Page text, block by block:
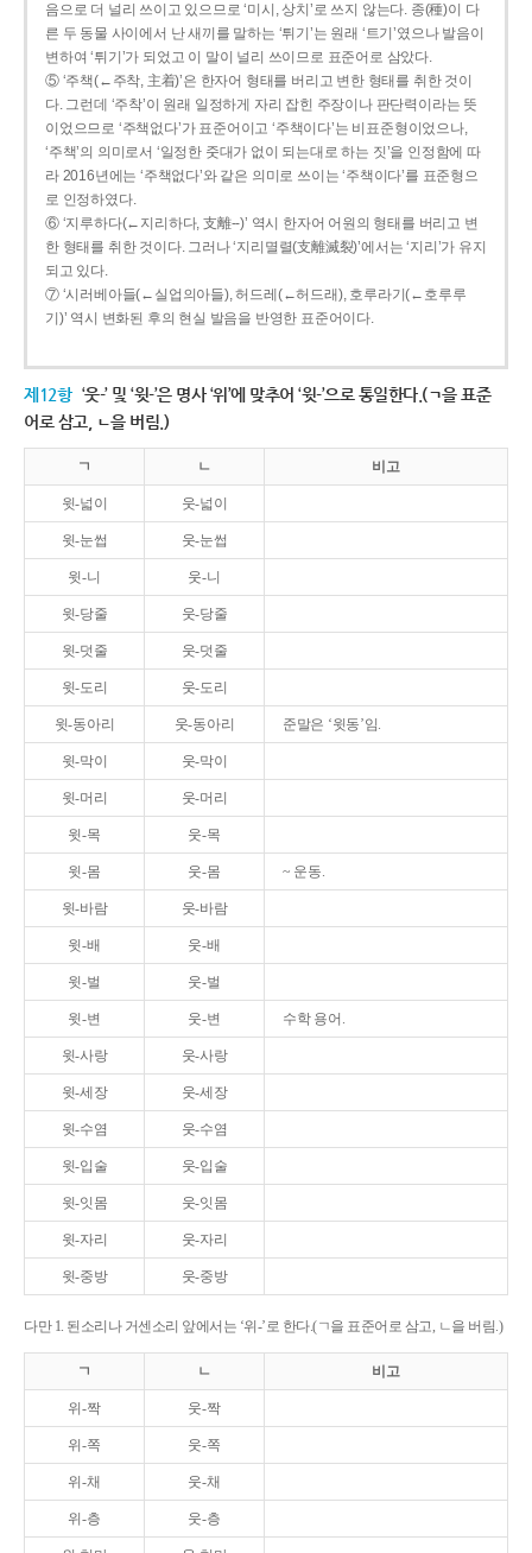
음으로 더 널리 쓰이고 있으므로 ‘미시, 상치’로 쓰지 않는다. 종(種)이 다
른 두 동물 사이에서 난 새끼를 말하는 ‘튀기’는 원래 ‘트기’였으나 발음이
변하여 ‘튀기’가 되었고 이 말이 널리 쓰이므로 표준어로 삼았다.
⑤ ‘주책(←주착, 主着)’은 한자어 형태를 버리고 변한 형태를 취한 것이
다. 그런데 ‘주착’이 원래 일정하게 자리 잡힌 주장이나 판단력이라는 뜻
이었으므로 ‘주책없다’가 표준어이고 ‘주책이다’는 비표준형이었으나,
‘주책’의 의미로서 ‘일정한 줏대가 없이 되는대로 하는 짓’을 인정함에 따
라 2016년에는 ‘주책없다’와 같은 의미로 쓰이는 ‘주책이다’를 표준형으
로 인정하였다.
⑥ ‘지루하다(←지리하다, 支離--)’ 역시 한자어 어원의 형태를 버리고 변
한 형태를 취한 것이다. 그러나 ‘지리멸렬(支離滅裂)’에서는 ‘지리’가 유지
되고 있다.
⑦ ‘시러베아들(←실업의아들), 허드레(←허드래), 호루라기(←호루루
기)’ 역시 변화된 후의 현실 발음을 반영한 표준어이다.
제12항 ‘웃-’ 및 ‘윗-’은 명사 ‘위’에 맞추어 ‘윗-’으로 통일한다.(ㄱ을 표준
어로 삼고, ㄴ을 버림.)
ㄱ ㄴ 비고
윗-넓이 웃-넓이
윗-눈썹 웃-눈썹
윗-니 웃-니
윗-당줄 웃-당줄
윗-덧줄 웃-덧줄
윗-도리 웃-도리
윗-동아리 웃-동아리 준말은 ‘윗동’임.
윗-막이 웃-막이
윗-머리 웃-머리
윗-목 웃-목
윗-몸 웃-몸 ~ 운동.
윗-바람 웃-바람
윗-배 웃-배
윗-벌 웃-벌
윗-변 웃-변 수학 용어.
윗-사랑 웃-사랑
윗-세장 웃-세장
윗-수염 웃-수염
윗-입술 웃-입술
윗-잇몸 웃-잇몸
윗-자리 웃-자리
윗-중방 웃-중방
다만 1. 된소리나 거센소리 앞에서는 ‘위-’로 한다.(ㄱ을 표준어로 삼고, ㄴ을 버림.)
ㄱ ㄴ 비고
위-짝 웃-짝
위-쪽 웃-쪽
위-채 웃-채
위-층 웃-층